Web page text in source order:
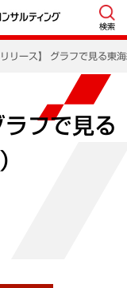
検索
リリース】 グラフで見る東
ラフで見る